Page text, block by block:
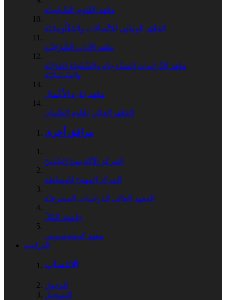
مَعْهَد العُلوم السِّياسِيّة
المَعْهَد الوَطَنِي للاتِّصالات والمَعْلُوماتِيّة
مَعْهَد الآداب الشَّرْقِيَّـة
مَعْهَد الدِّراسات المَسْرَحِيّة والسَّمْعِيّة المَرْئِيّة
والسِّينَمائِيّة
مَعْهَد إدارة الأَعْمال
المَعْهَد العالِي لِعُلوم الضَّمان
مرافق أخرى
المركز الأكاديميّ اليابانيّ
المركز المهنيّ للوساطة
المعهد العالي للدراسات المصرفيّة
جامعة للكلّ
معهد كونفوشيوس
الدراسة
الانتساب
الدخول
التسجيل